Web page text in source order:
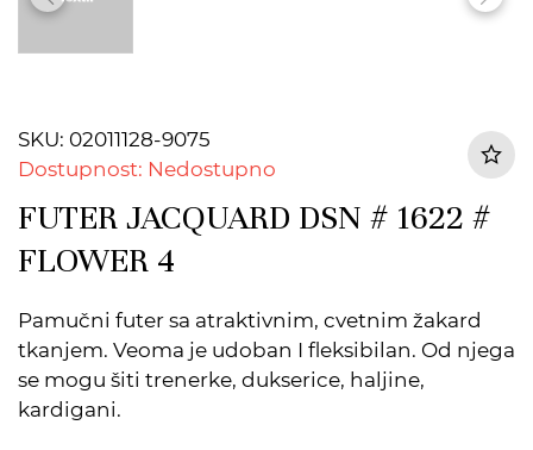
SKU: 02011128-9075
Dostupnost: Nedostupno
FUTER JACQUARD DSN # 1622 #
FLOWER 4
Pamučni futer sa atraktivnim, cvetnim žakard
tkanjem. Veoma je udoban I fleksibilan. Od njega
se mogu šiti trenerke, dukserice, haljine,
kardigani.